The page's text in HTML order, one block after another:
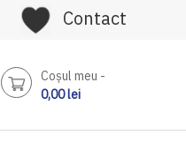
Contact
Coşul meu
0,00 lei